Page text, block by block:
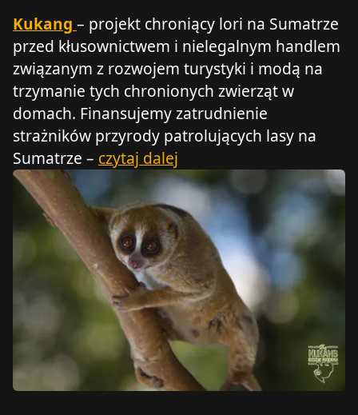
Kukang – projekt chroniący lori na Sumatrze
przed kłusownictwem i nielegalnym handlem
związanym z rozwojem turystyki i modą na
trzymanie tych chronionych zwierząt w
domach. Finansujemy zatrudnienie
strażników przyrody patrolujących lasy na
Sumatrze – czytaj dalej